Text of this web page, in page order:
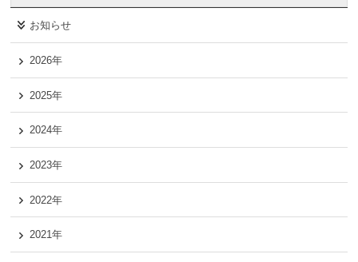
お知らせ
2026年
2025年
2024年
2023年
2022年
2021年